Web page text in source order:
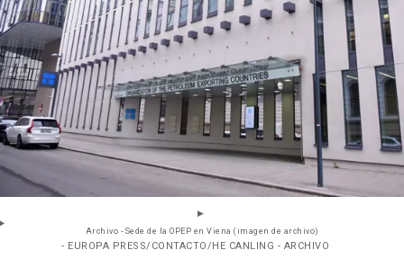
Archivo - Sede de la OPEP en Viena (imagen de archivo)
- EUROPA PRESS/CONTACTO/HE CANLING - ARCHIVO